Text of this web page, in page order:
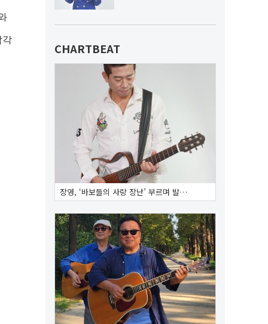
각
CHARTBEAT
장영, ‘바보들의 사랑 장난’ 부르며 발…